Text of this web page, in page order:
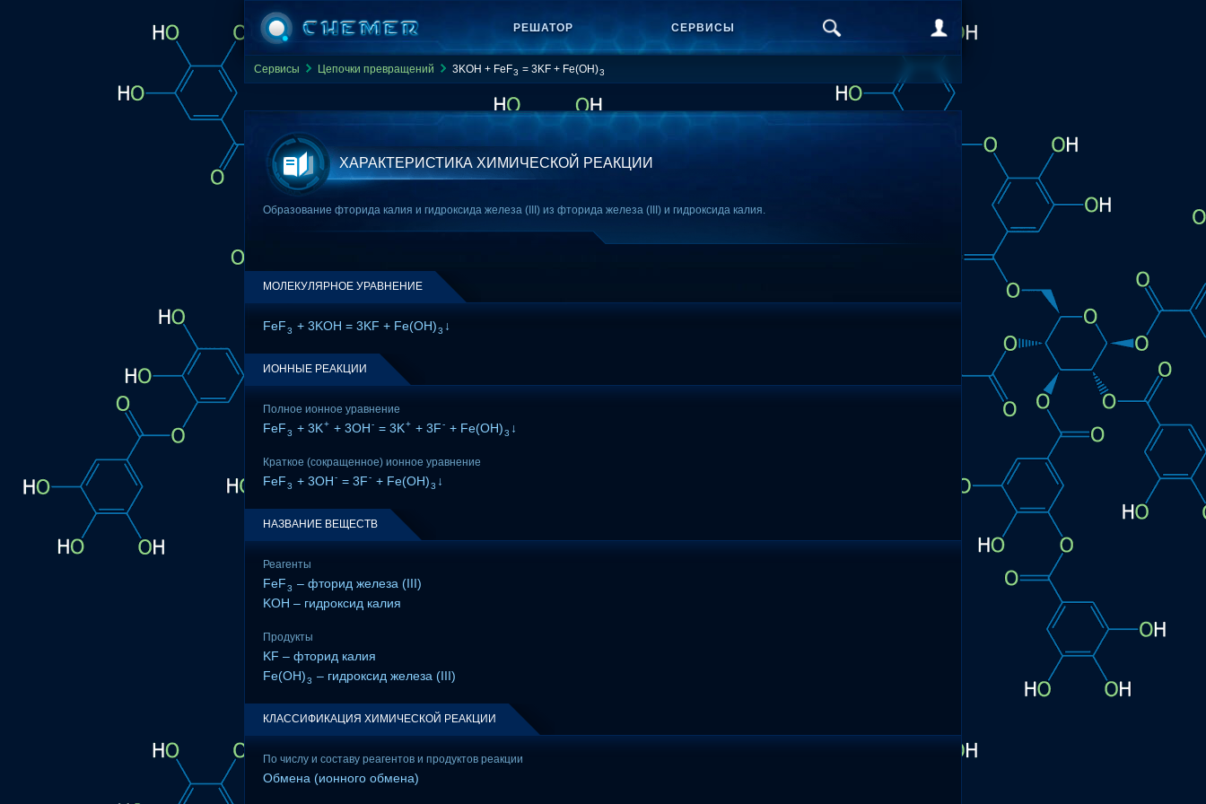
РЕШАТОР СЕРВИСЫ
Сервисы Цепочки превращений 3KOH + FeF3 = 3KF + Fe(OH)3
ХАРАКТЕРИСТИКА ХИМИЧЕСКОЙ РЕАКЦИИ
Образование фторида калия и гидроксида железа (III) из фторида железа (III) и гидроксида калия.
МОЛЕКУЛЯРНОЕ УРАВНЕНИЕ
FeF3 + 3KOH = 3KF + Fe(OH)3 ↓
ИОННЫЕ РЕАКЦИИ
Полное ионное уравнение
FeF3 + 3K+ + 3OH- = 3K+ + 3F- + Fe(OH)3 ↓
Краткое (сокращенное) ионное уравнение
FeF3 + 3OH- = 3F- + Fe(OH)3 ↓
НАЗВАНИЕ ВЕЩЕСТВ
Реагенты
FeF3 – фторид железа (III)
KOH – гидроксид калия
Продукты
KF – фторид калия
Fe(OH)3 – гидроксид железа (III)
КЛАССИФИКАЦИЯ ХИМИЧЕСКОЙ РЕАКЦИИ
По числу и составу реагентов и продуктов реакции
Обмена (ионного обмена)